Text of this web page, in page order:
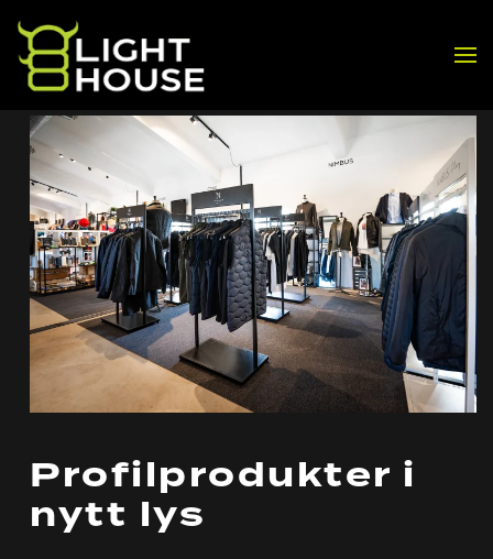
Skip to main content
Profilprodukter i
nytt lys